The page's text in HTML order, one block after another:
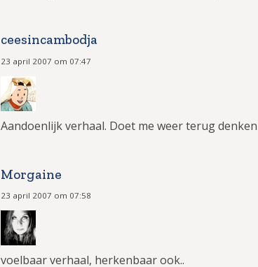
ceesincambodja
23 april 2007 om 07:47
Aandoenlijk verhaal. Doet me weer terug
Morgaine
23 april 2007 om 07:58
voelbaar verhaal, herkenbaar ook..